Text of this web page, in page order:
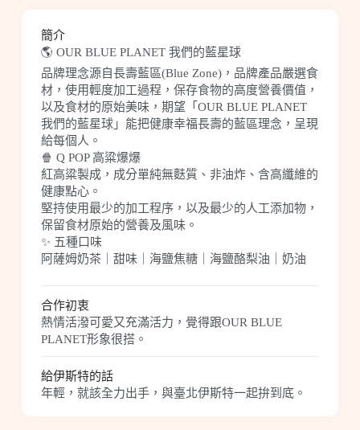
簡介
🌎 OUR BLUE PLANET 我們的藍星球
品牌理念源自長壽藍區(Blue Zone)，品牌產品嚴選食
材，使用輕度加工過程，保存食物的高度營養價值，
以及食材的原始美味，期望「OUR BLUE PLANET
我們的藍星球」能把健康幸福長壽的藍區理念，呈現
給每個人。
🍿 Q POP 高粱爆爆
紅高粱製成，成分單純無麩質、非油炸、含高纖維的
健康點心。
堅持使用最少的加工程序，以及最少的人工添加物，
保留食材原始的營養及風味。
✨ 五種口味
阿薩姆奶茶｜甜味｜海鹽焦糖｜海鹽酪梨油｜奶油
合作初衷
熱情活潑可愛又充滿活力，覺得跟OUR BLUE
PLANET形象很搭。
給伊斯特的話
年輕，就該全力出手，與臺北伊斯特一起拚到底。